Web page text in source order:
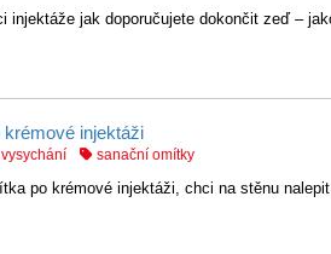
injektáže jak doporučujete dokončit zeď –
injektáži
sanační omítky
po krémové injektáži, chci na stěnu